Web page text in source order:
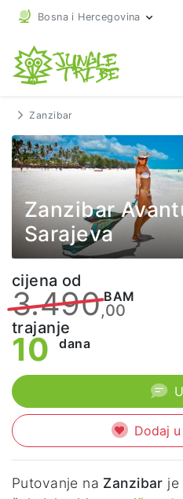
Bosna i Hercegovina
Zanzibar
Zanzibar
Sarajeva
cijena od
3.490 BAM
,00
trajanje
10 dana
Dodaj
Putovanje na Zanzibar je